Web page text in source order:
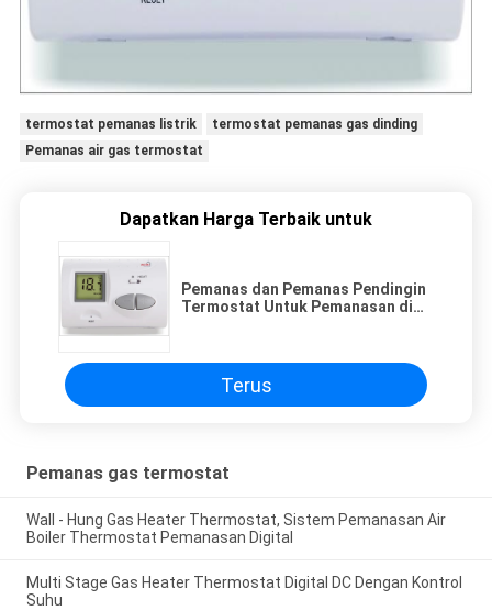
termostat pemanas listrik
termostat pemanas gas dinding
Pemanas air gas termostat
Dapatkan Harga Terbaik untuk
Pemanas dan Pemanas Pendingin
Termostat Untuk Pemanasan di
Terus
Pemanas gas termostat
Wall - Hung Gas Heater Thermostat, Sistem Pemanasan Air
Boiler Thermostat Pemanasan Digital
Multi Stage Gas Heater Thermostat Digital DC Dengan Kontrol
Suhu